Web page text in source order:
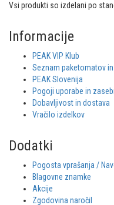
Vsi produkti so izdelani po
Informacije
PEAK VIP Klub
Seznam paketomatov
PEAK Slovenija
Pogoji uporabe in
Dobavljivost in dostava
Vračilo izdelkov
Dodatki
Pogosta vprašanja /
Blagovne znamke
Akcije
Zgodovina naročil